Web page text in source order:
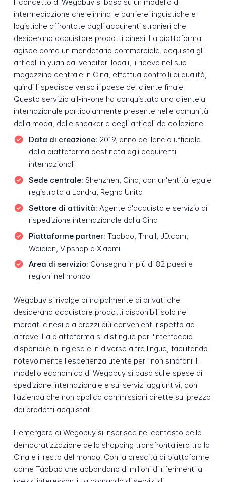
Il concetto di Wegobuy si basa su un modello di
intermediazione che elimina le barriere linguistiche e
logistiche affrontate dagli acquirenti stranieri che
desiderano acquistare prodotti cinesi. La piattaforma
agisce come un mandatario commerciale: acquista gli
articoli in yuan dai venditori locali, li riceve nel suo
magazzino centrale in Cina, effettua controlli di qualità,
quindi li spedisce verso il paese del cliente finale.
Questo servizio all-in-one ha conquistato una clientela
internazionale particolarmente presente nelle comunità
della moda, delle sneaker e degli articoli da collezione.
Data di creazione: 2019, anno del lancio ufficiale
della piattaforma destinata agli acquirenti
internazionali
Sede centrale: Shenzhen, Cina, con un'entità legale
registrata a Londra, Regno Unito
Settore di attività: Agente d'acquisto e servizio di
rispedizione internazionale dalla Cina
Piattaforme partner: Taobao, Tmall, JD.com,
Weidian, Vipshop e Xiaomi
Area di servizio: Consegna in più di 82 paesi e
regioni nel mondo
Wegobuy si rivolge principalmente ai privati che
desiderano acquistare prodotti disponibili solo nei
mercati cinesi o a prezzi più convenienti rispetto ad
altrove. La piattaforma si distingue per l'interfaccia
disponibile in inglese e in diverse altre lingue, facilitando
notevolmente l'esperienza utente per i non sinofoni. Il
modello economico di Wegobuy si basa sulle spese di
spedizione internazionale e sui servizi aggiuntivi, con
l'azienda che non applica commissioni dirette sul prezzo
dei prodotti acquistati.
L'emergere di Wegobuy si inserisce nel contesto della
democratizzazione dello shopping transfrontaliero tra la
Cina e il resto del mondo. Con la crescita di piattaforme
come Taobao che abbondano di milioni di riferimenti a